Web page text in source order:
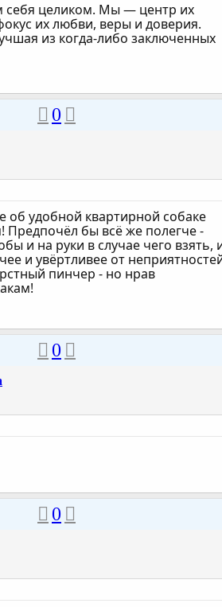
себя целиком. Мы — центр их
их любви, веры и доверия.
из когда-либо заключенных
0
об удобной квартирной собаке
Предпочёл бы всё же полегче -
и на руки в случае чего взять,
и увёртливее от
пинчер - но нрав
0
0